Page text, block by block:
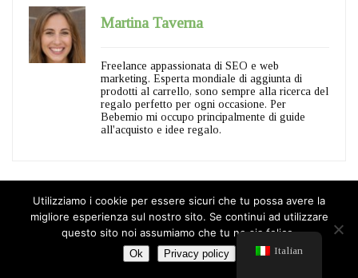
Martina Taverna
Freelance appassionata di SEO e web
marketing. Esperta mondiale di aggiunta di
prodotti al carrello, sono sempre alla ricerca del
regalo perfetto per ogni occasione. Per
Bebemio mi occupo principalmente di guide
all'acquisto e idee regalo.
ARTICOLI CORRELATI
Italian
Utilizziamo i cookie per essere sicuri che tu possa avere la
migliore esperienza sul nostro sito. Se continui ad utilizzare
questo sito noi assumiamo che tu ne sia felice.
Ok Privacy policy